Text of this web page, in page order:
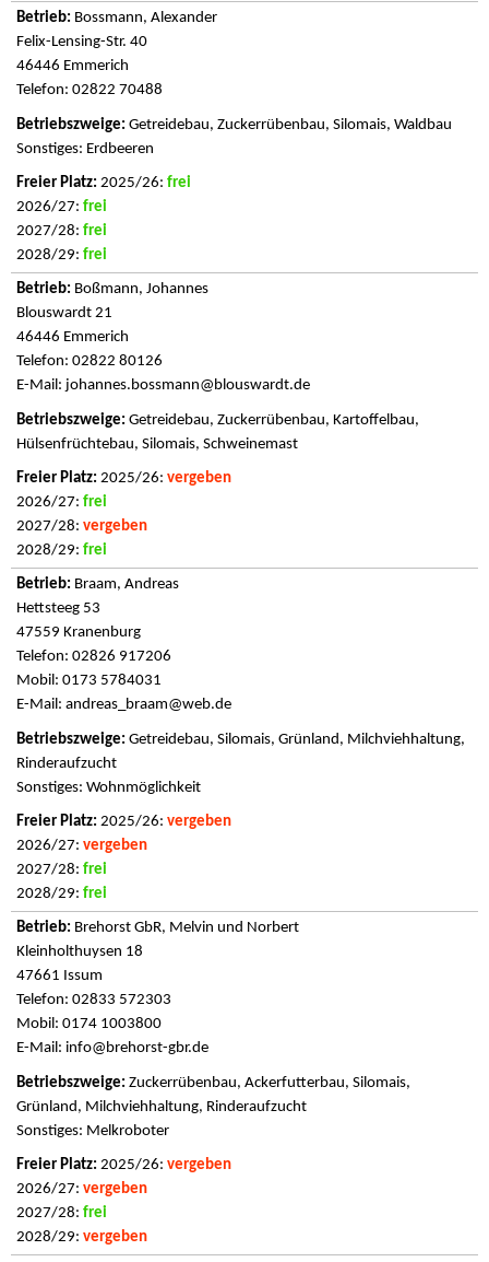
Bossmann, Alexander
Felix-Lensing-Str. 40
46446 Emmerich
Telefon: 02822 70488
Getreidebau, Zuckerrübenbau, Silomais, Waldbau
Sonstiges: Erdbeeren
2025/26: frei
2026/27: frei
2027/28: frei
2028/29: frei
Boßmann, Johannes
Blouswardt 21
46446 Emmerich
Telefon: 02822 80126
E-Mail: johannes.bossmann@blouswardt.de
Getreidebau, Zuckerrübenbau, Kartoffelbau,
Hülsenfrüchtebau, Silomais, Schweinemast
2025/26: vergeben
2026/27: frei
2027/28: vergeben
2028/29: frei
Braam, Andreas
Hettsteeg 53
47559 Kranenburg
Telefon: 02826 917206
Mobil: 0173 5784031
E-Mail: andreas_braam@web.de
Getreidebau, Silomais, Grünland, Milchviehhaltung,
Rinderaufzucht
Sonstiges: Wohnmöglichkeit
2025/26: vergeben
2026/27: vergeben
2027/28: frei
2028/29: frei
Brehorst GbR, Melvin und Norbert
Kleinholthuysen 18
47661 Issum
Telefon: 02833 572303
Mobil: 0174 1003800
E-Mail: info@brehorst-gbr.de
Zuckerrübenbau, Ackerfutterbau, Silomais,
Grünland, Milchviehhaltung, Rinderaufzucht
Sonstiges: Melkroboter
2025/26: vergeben
2026/27: vergeben
2027/28: frei
2028/29: vergeben